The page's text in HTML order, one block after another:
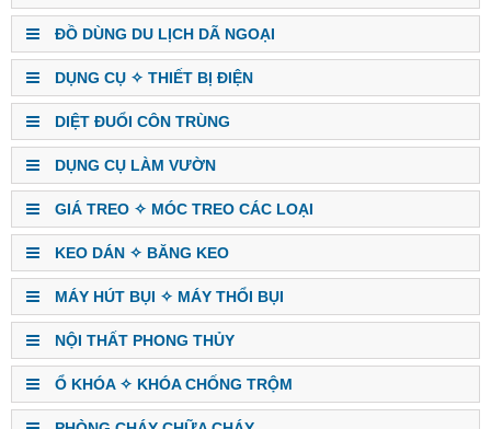
ĐỒ DÙNG DU LỊCH DÃ NGOẠI
DỤNG CỤ ✧ THIẾT BỊ ĐIỆN
DIỆT ĐUỔI CÔN TRÙNG
DỤNG CỤ LÀM VƯỜN
GIÁ TREO ✧ MÓC TREO CÁC LOẠI
KEO DÁN ✧ BĂNG KEO
MÁY HÚT BỤI ✧ MÁY THỔI BỤI
NỘI THẤT PHONG THỦY
Ổ KHÓA ✧ KHÓA CHỐNG TRỘM